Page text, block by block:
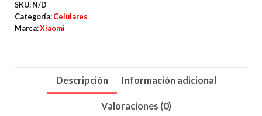
Pro
cantidad
SKU: N/D
Categoría: Celulares
Marca:Xiaomi
Descripción Información adicional
Valoraciones (0)